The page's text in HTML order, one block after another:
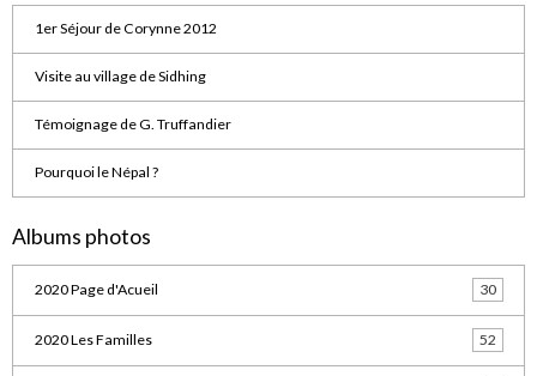
1er Séjour de Corynne 2012
Visite au village de Sidhing
Témoignage de G. Truffandier
Pourquoi le Népal ?
Albums photos
2020 Page d'Acueil 30
2020 Les Familles 52